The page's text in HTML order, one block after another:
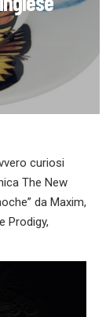
curiosi
The New
da Maxim,
Prodigy,